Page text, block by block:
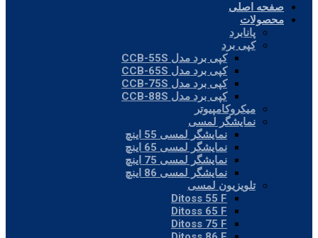
صفحه اصلی
محصولات
پانابرد
کپی برد
کپی برد مدل CCB-55S
کپی برد مدل CCB-65S
کپی برد مدل CCB-75S
کپی برد مدل CCB-88S
میکروکامپیوتر
نمایشگر لمسی
نمایشگر لمسی 55 اینچ
نمایشگر لمسی 65 اینچ
نمایشگر لمسی 75 اینچ
نمایشگر لمسی 86 اینچ
تلویزیون لمسی
Ditoss 55 F
Ditoss 65 F
Ditoss 75 F